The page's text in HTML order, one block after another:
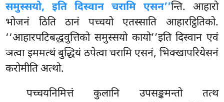
समुस्सयो, इति दिस्वान चरामि एसन’’न्ति. आहारो
भोजनं ठिति ठानं पच्चयो एतस्साति आहारट्ठितिको.
‘‘आहारपटिबद्धवुत्तिको समुस्सयो कायो’’इति दिस्वान एवं
ञत्वा इममत्थं बुद्धियंठपेत्वा चरामि एसनं, भिक्खापरियेसनं
करोमीति अत्थो.
पच्चयनिमित्तं कुलानि उपसङ्कमन्तो तत्थ